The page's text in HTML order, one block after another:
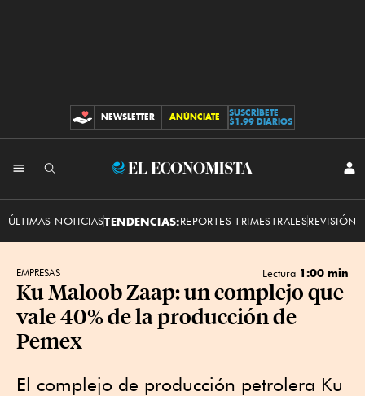
CONTRIBUCIONES
NEWSLETTER ANÚNCIATE
SUSCRÍBETE
$1.99 DIARIOS
El
ÚLTIMAS NOTICIASTENDENCIAS:REPORTES TRIMESTRALESREVISIÓN
EMPRESAS Lectura 1:00 min
Ku Maloob Zaap: un complejo que
vale 40% de la producción de
Pemex
El complejo de producción petrolera Ku